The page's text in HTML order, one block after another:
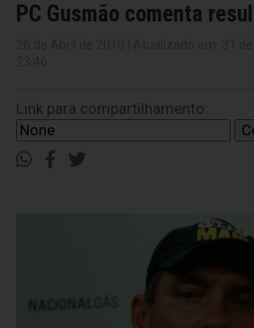
PC Gusmão comenta
Link para compartilhamento: